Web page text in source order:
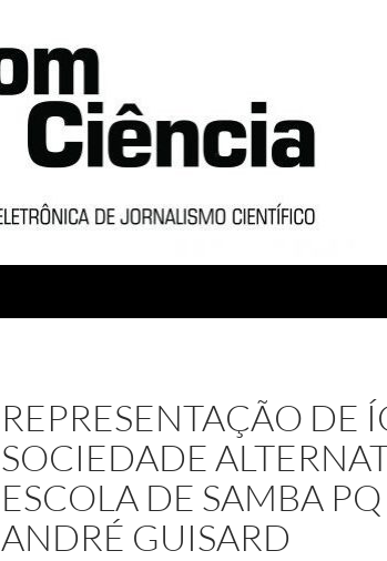
REPRESENTAÇÃO DE
SOCIEDADE
ESCOLA DE SAMBA
ANDRÉ GUISARD